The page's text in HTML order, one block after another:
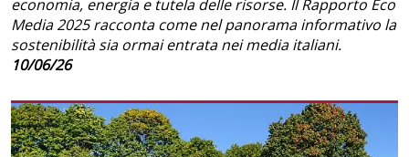
economia, energia e tutela delle risorse. Il Rapporto Eco
Media 2025 racconta come nel panorama informativo la
sostenibilità sia ormai entrata nei media italiani.
10/06/26